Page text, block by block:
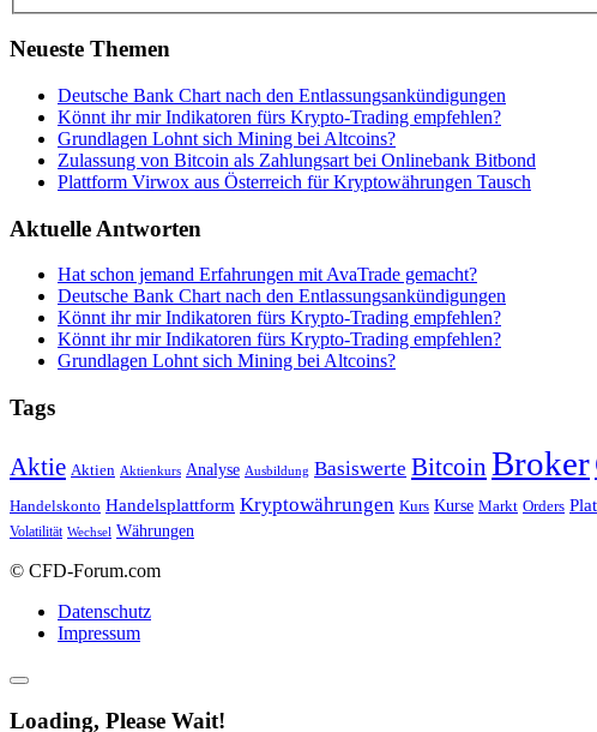
Neueste Themen
Deutsche Bank Chart nach den Entlassungsankündigungen
Könnt ihr mir Indikatoren fürs Krypto-Trading empfehlen?
Grundlagen Lohnt sich Mining bei Altcoins?
Zulassung von Bitcoin als Zahlungsart bei Onlinebank Bitbond
Plattform Virwox aus Österreich für Kryptowährungen Tausch
Aktuelle Antworten
Hat schon jemand Erfahrungen mit AvaTrade gemacht?
Deutsche Bank Chart nach den Entlassungsankündigungen
Könnt ihr mir Indikatoren fürs Krypto-Trading empfehlen?
Könnt ihr mir Indikatoren fürs Krypto-Trading empfehlen?
Grundlagen Lohnt sich Mining bei Altcoins?
Tags
Aktie Aktien Aktienkurs Analyse Ausbildung Basiswerte Bitcoin Broker
Handelskonto Handelsplattform Kryptowährungen Kurs Kurse Markt Orders
Volatilität Wechsel Währungen
© CFD-Forum.com
Datenschutz
Impressum
Loading, Please Wait!